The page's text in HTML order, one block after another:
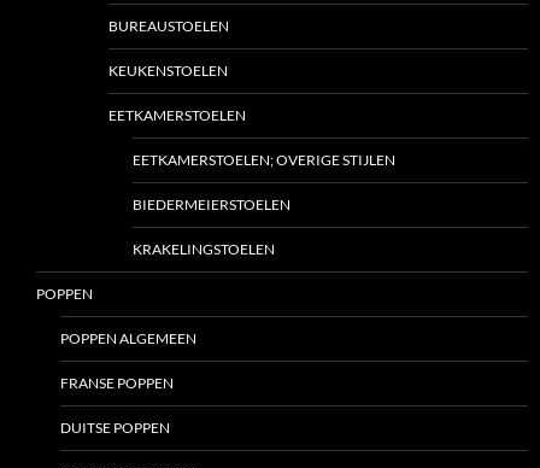
BUREAUSTOELEN
KEUKENSTOELEN
EETKAMERSTOELEN
EETKAMERSTOELEN; OVERIGE STIJLEN
BIEDERMEIERSTOELEN
KRAKELINGSTOELEN
POPPEN
POPPEN ALGEMEEN
FRANSE POPPEN
DUITSE POPPEN